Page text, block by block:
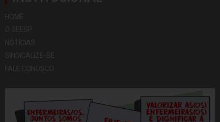
HOME
O SEESP
NOTÍCIAS
SINDICALIZE-SE
FALE CONOSCO